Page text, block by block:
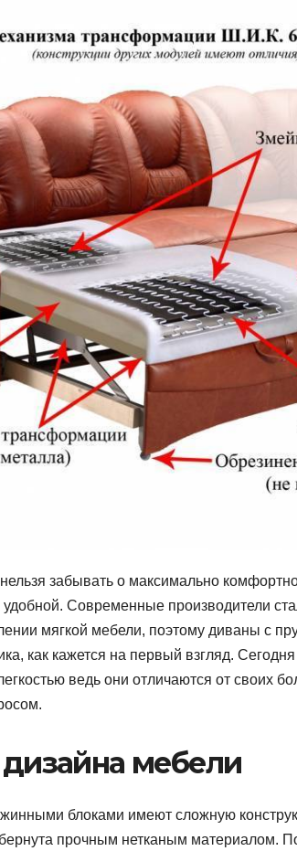
забывать о максимально
Современные производители
мягкой мебели, поэтому диваны с
как кажется на первый взгляд. Сегодня
ведь они отличаются от своих
мебели
блоками имеют сложную
прочным нетканым материалом.